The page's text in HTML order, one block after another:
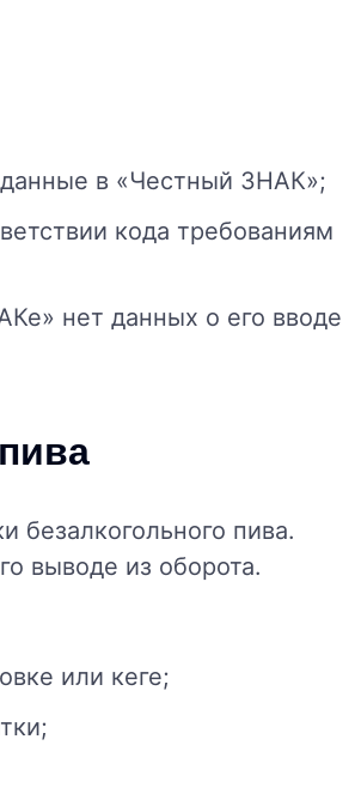
данные в «Честный ЗНАК»;
кода требованиям
нет данных о его вводе
безалкогольного пива.
выводе из оборота.
или кеге;